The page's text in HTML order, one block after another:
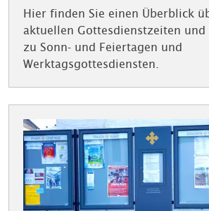
Hier finden Sie einen Überblick
aktuellen Gottesdienstzeiten
zu Sonn- und Feiertagen und
Werktagsgottesdiensten.